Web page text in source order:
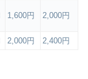
1,600円 2,000円
2,000円 2,400円